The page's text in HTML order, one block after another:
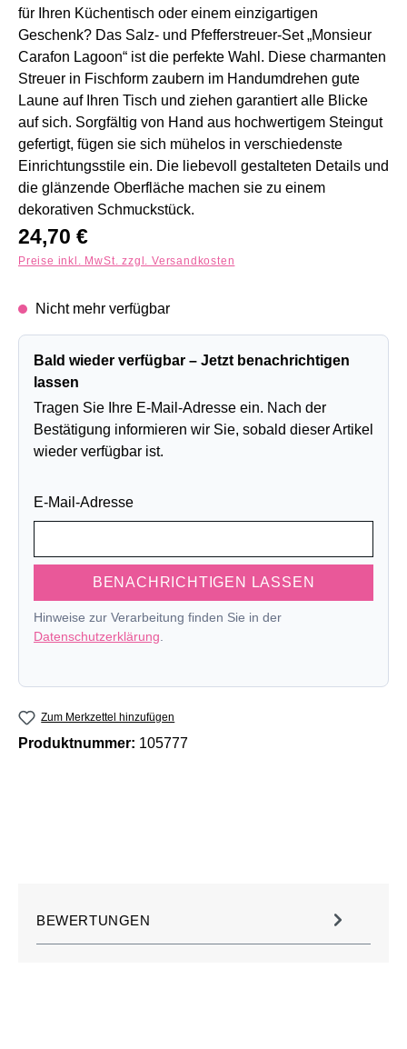
für Ihren Küchentisch oder einem einzigartigen
Geschenk? Das Salz- und Pfefferstreuer-Set „Monsieur
Carafon Lagoon“ ist die perfekte Wahl. Diese charmanten
Streuer in Fischform zaubern im Handumdrehen gute
Laune auf Ihren Tisch und ziehen garantiert alle Blicke
auf sich. Sorgfältig von Hand aus hochwertigem Steingut
gefertigt, fügen sie sich mühelos in verschiedenste
Einrichtungsstile ein. Die liebevoll gestalteten Details und
die glänzende Oberfläche machen sie zu einem
dekorativen Schmuckstück.
Regulärer Preis:
24,70 €
Preise inkl. MwSt. zzgl. Versandkosten
Nicht mehr verfügbar
Bald wieder verfügbar – Jetzt benachrichtigen
lassen
Tragen Sie Ihre E-Mail-Adresse ein. Nach der
Bestätigung informieren wir Sie, sobald dieser Artikel
wieder verfügbar ist.
E-Mail-Adresse
BENACHRICHTIGEN LASSEN
Hinweise zur Verarbeitung finden Sie in der
Datenschutzerklärung
Zum Merkzettel hinzufügen
Produktnummer: 105777
BEWERTUNGEN